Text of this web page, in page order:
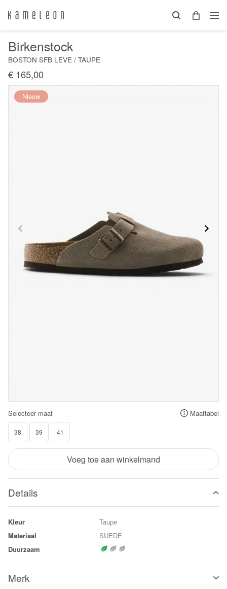
Birkenstock
BOSTON SFB LEVE / TAUPE
€ 165,00
Nieuw
Selecteer maat Maattabel
38 39 41
Voeg toe aan winkelmand
Details
Kleur
Taupe
Materiaal
SUEDE
Duurzaam
Merk